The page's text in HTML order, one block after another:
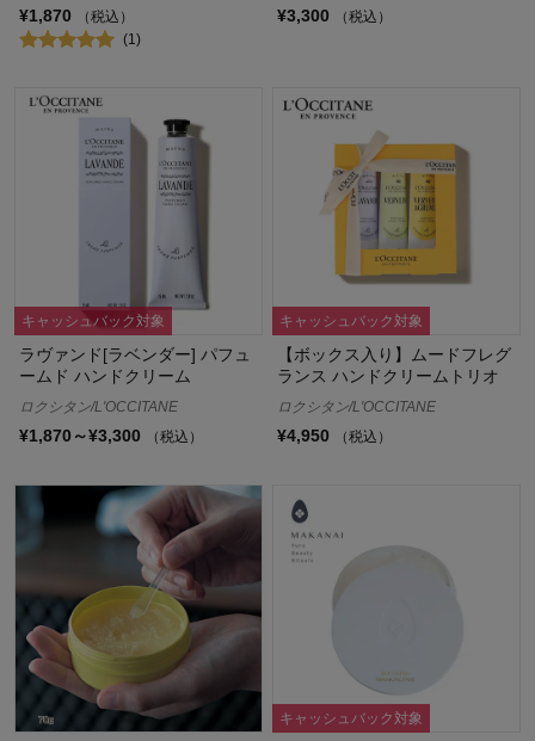
¥1,870
（税込）
(1)
¥3,300 （税込）
キャッシュバック対象
ラヴァンド[ラベンダー] パフュ
ームド ハンドクリーム
ロクシタン/L'OCCITANE
¥1,870～¥3,300 （税込）
キャッシュバック対象
【ボックス入り】ムードフレグ
ランス ハンドクリームトリオ
ロクシタン/L'OCCITANE
¥4,950 （税込）
キャッシュバック対象